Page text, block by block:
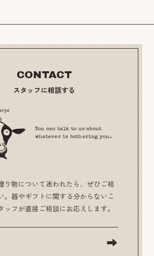
CONTACT
スタッフに相談する
You can talk to us about
whatever is bothering you.
り物について迷われたら、ぜひご相
。器やギフトに関する分からないこ
ッフが直接ご相談にお応えします。